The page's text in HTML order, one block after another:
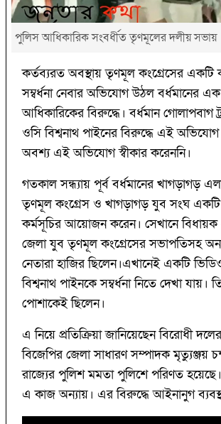
পুলিস আধিকারিক সংবর্ধীত তৃণমূলের দলীয় সভায়
কর্তব্যরত অবস্থায় তৃণমূল কংগ্রেসের একটি
সম্বর্ধনা নেবার অভিযোগ উঠল বর্ধমানের
আধিকারিকের বিরুদ্ধে। বর্ধমান গোলাপবাগ
ওসি বিশ্বনাথ পাইনের বিরুদ্ধে এই অভিযোগ
অবশ্য এই অভিযোগ স্বীকার করেননি।
গতকাল সন্ধ্যায় পূর্ব বর্ধমানের খাগড়াগড়
তৃণমূল কংগ্রেস ও খাগড়াগড় যুব সংঘ একটি
কর্মসূচির আয়োজন করেন। সেখানে
জেলা যুব তৃণমূল কংগ্রেসের সভাপতিসহ
নেতারা হাজির ছিলেন।এখানেই একটি
বিশ্বনাথ পাইনকে সম্বর্ধনা নিতে দেখা যায়।
পোশাকেই ছিলেন।
এ নিয়ে প্রতিক্রিয়া জানিয়েছেন বিরোধী
বিজেপির জেলা সাধারণ সম্পাদক মৃত্যুঞ্জয়
রাজ্যের পুলিশ মমতা পুলিশে পরিণত
এ কাজ অন্যায়। এর বিরুদ্ধে আইনানুগ